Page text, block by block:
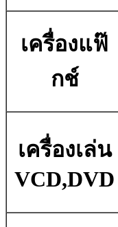
เครื่องแฟ๊
กช์
เครื่องเล่น
VCD,DVD